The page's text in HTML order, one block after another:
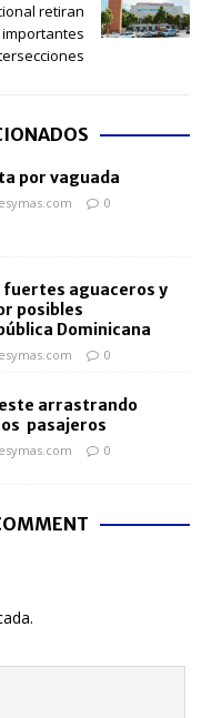
retiran
por vaguada
0
fuertes aguaceros y
posibles
Dominicana
0
arrastrando
pasajeros
0